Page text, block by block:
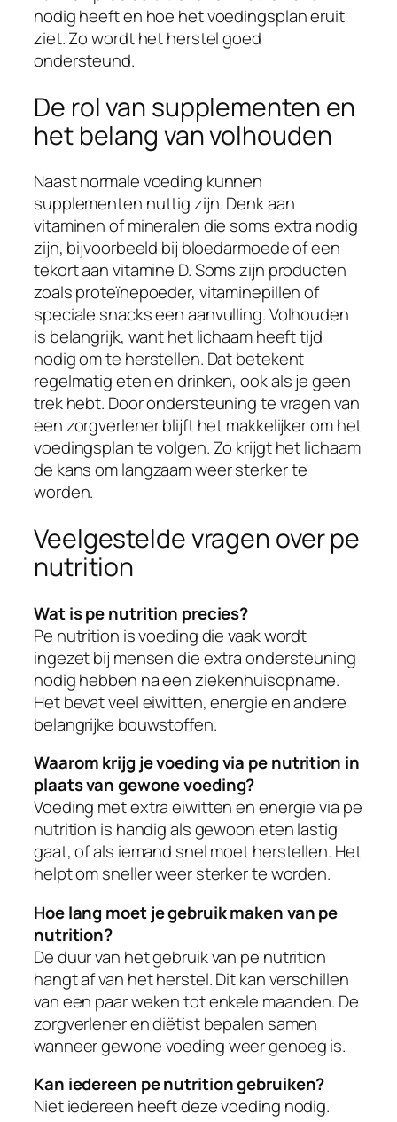
nodig heeft en hoe het voedingsplan eruit
ziet. Zo wordt het herstel goed
ondersteund.
De rol van supplementen en
het belang van volhouden
Naast normale voeding kunnen
supplementen nuttig zijn. Denk aan
vitaminen of mineralen die soms extra nodig
zijn, bijvoorbeeld bij bloedarmoede of een
tekort aan vitamine D. Soms zijn producten
zoals proteïnepoeder, vitaminepillen of
speciale snacks een aanvulling. Volhouden
is belangrijk, want het lichaam heeft tijd
nodig om te herstellen. Dat betekent
regelmatig eten en drinken, ook als je geen
trek hebt. Door ondersteuning te vragen van
een zorgverlener blijft het makkelijker om het
voedingsplan te volgen. Zo krijgt het lichaam
de kans om langzaam weer sterker te
worden.
Veelgestelde vragen over pe
nutrition
Wat is pe nutrition precies?
Pe nutrition is voeding die vaak wordt
ingezet bij mensen die extra ondersteuning
nodig hebben na een ziekenhuisopname.
Het bevat veel eiwitten, energie en andere
belangrijke bouwstoffen.
Waarom krijg je voeding via pe nutrition in
plaats van gewone voeding?
Voeding met extra eiwitten en energie via pe
nutrition is handig als gewoon eten lastig
gaat, of als iemand snel moet herstellen. Het
helpt om sneller weer sterker te worden.
Hoe lang moet je gebruik maken van pe
nutrition?
De duur van het gebruik van pe nutrition
hangt af van het herstel. Dit kan verschillen
van een paar weken tot enkele maanden. De
zorgverlener en diëtist bepalen samen
wanneer gewone voeding weer genoeg is.
Kan iedereen pe nutrition gebruiken?
Niet iedereen heeft deze voeding nodig.